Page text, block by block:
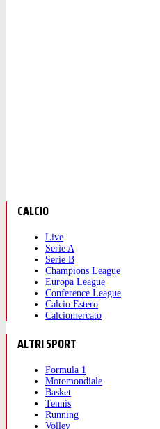
CALCIO
Live
Serie A
Serie B
Champions League
Europa League
Conference League
Calcio Estero
Calciomercato
ALTRI SPORT
Formula 1
Motomondiale
Basket
Tennis
Running
Volley